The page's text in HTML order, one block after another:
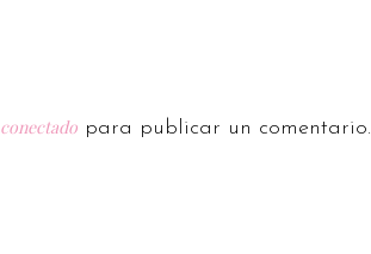
conectadopara publicar un comentario.